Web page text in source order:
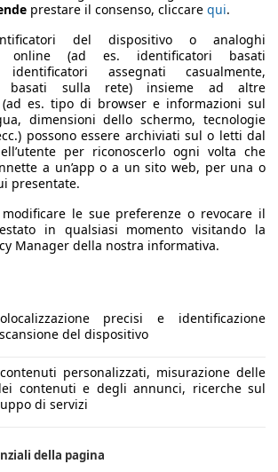
Dicor 4x4
Tata Xenon
Tata Xenon hanno un unico
un solido veicolo da lavoro.
prendono vita lo spazioso piano di
di scegliere la versione con cabina
oppure con cabina doppia, dove
cinque sedili. Inoltre, l’opportunità di
con allestimenti speciali, consente di
prestare il consenso, cliccare qui.
del dispositivo o analoghi
online (ad es. identificatori basati
identificatori assegnati casualmente,
basati sulla rete) insieme ad altre
es. tipo di browser e informazioni sul
dimensioni dello schermo, tecnologie
possono essere archiviati sul o letti dal
per riconoscerlo ogni volta che
a un’app o a un sito web, per una o
presentate.
modificare le sue preferenze o revocare il
in qualsiasi momento visitando la
Manager della nostra informativa.
precisi e identificazione
del dispositivo
personalizzati, misurazione delle
contenuti e degli annunci, ricerche sul
di servizi
della pagina